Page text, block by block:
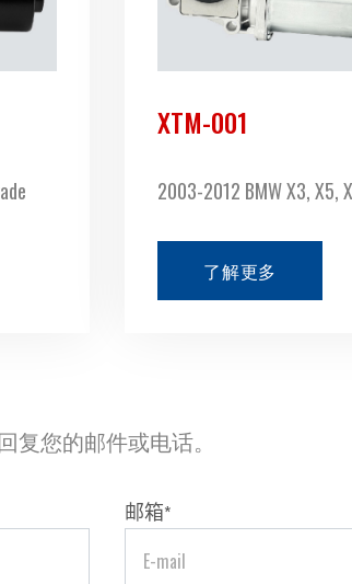
XTM-001
2003-2012 BMW X3, X5,
了解更多
您的邮件或电话。
邮箱*